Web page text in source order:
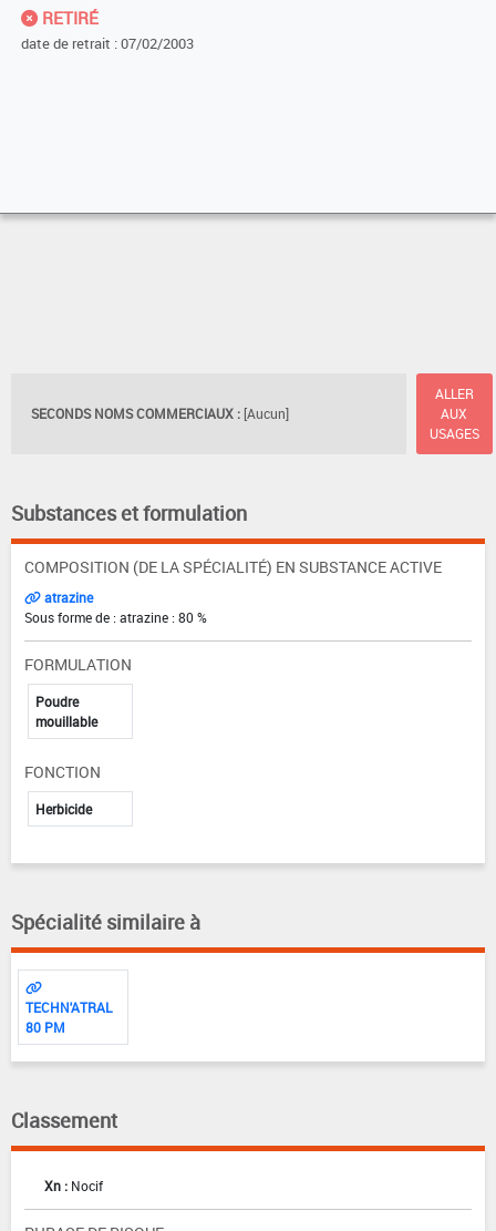
RETIRÉ
date de retrait : 07/02/2003
SECONDS NOMS COMMERCIAUX : [Aucun]
ALLER
AUX
USAGES
Substances et formulation
COMPOSITION (DE LA SPÉCIALITÉ) EN SUBSTANCE ACTIVE
atrazine
Sous forme de : atrazine : 80 %
FORMULATION
Poudre
mouillable
FONCTION
Herbicide
Spécialité similaire à
TECHN'ATRAL
80 PM
Classement
Xn : Nocif